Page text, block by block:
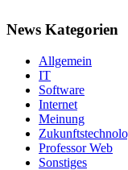
News Kategorien
Allgemein
IT
Software
Internet
Meinung
Professor Web
Sonstiges